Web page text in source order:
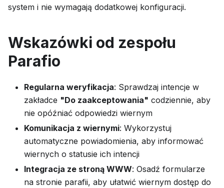
system i nie wymagają dodatkowej konfiguracji.
Wskazówki od zespołu
Parafio
Regularna weryfikacja: Sprawdzaj intencje w
zakładce "Do zaakceptowania" codziennie, aby
nie opóźniać odpowiedzi wiernym
Komunikacja z wiernymi: Wykorzystuj
automatyczne powiadomienia, aby informować
wiernych o statusie ich intencji
Integracja ze stroną WWW: Osadź formularze
na stronie parafii, aby ułatwić wiernym dostęp do